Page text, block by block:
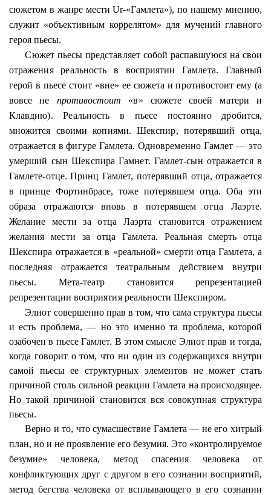
сюжетом в жанре местиUr-«Гамлета»), по нашему мнению,
служит «объективным коррелятом» для мучений главного
героя пьесы.
Сюжет пьесы представляет собой распавшуюся на свои
отражения реальность в восприятии Гамлета. Главный
герой в пьесе стоит «вне» ее сюжета и противостоит ему (а
вовсе не противостоит «в» сюжете своей матери и
Клавдию). Реальность в пьесе постоянно дробится,
множится своими копиями. Шекспир, потерявший отца,
отражается в фигуре Гамлета. Одновременно Гамлет — это
умерший сын ШекспираГамнет. Гамлет-сын отражается в
Гамлете-отце. Принц Гамлет, потерявший отца, отражается
в принце Фортинбрасе, тоже потерявшем отца. Оба эти
образа отражаются вновь в потерявшем отца Лаэрте.
Желание мести за отца Лаэрта становится отражением
желания мести за отца Гамлета. Реальная смерть отца
Шекспира отражается в «реальной» смерти отца Гамлета, а
последняя отражается театральным действием внутри
пьесы. Мета-театр становится репрезентацией
репрезентации восприятия реальности Шекспиром.
Элиот совершенно прав в том, что сама структура пьесы
и есть проблема, — но это именно та проблема, которой
озабочен в пьесе Гамлет. В этом смысле Элиот прав и тогда,
когда говорит о том, что ни один из содержащихся внутри
самой пьесы ее структурных элементов не может стать
причиной столь сильной реакции Гамлета на происходящее.
Но такой причиной становится вся совокупная структура
пьесы.
Верно и то, что сумасшествие Гамлета — не его хитрый
план, но и не проявление его безумия. Это «контролируемое
безумие» человека, метод спасения человека от
конфликтующих друг с другом в его сознании восприятий,
метод бегства человека от всплывающего в его сознании